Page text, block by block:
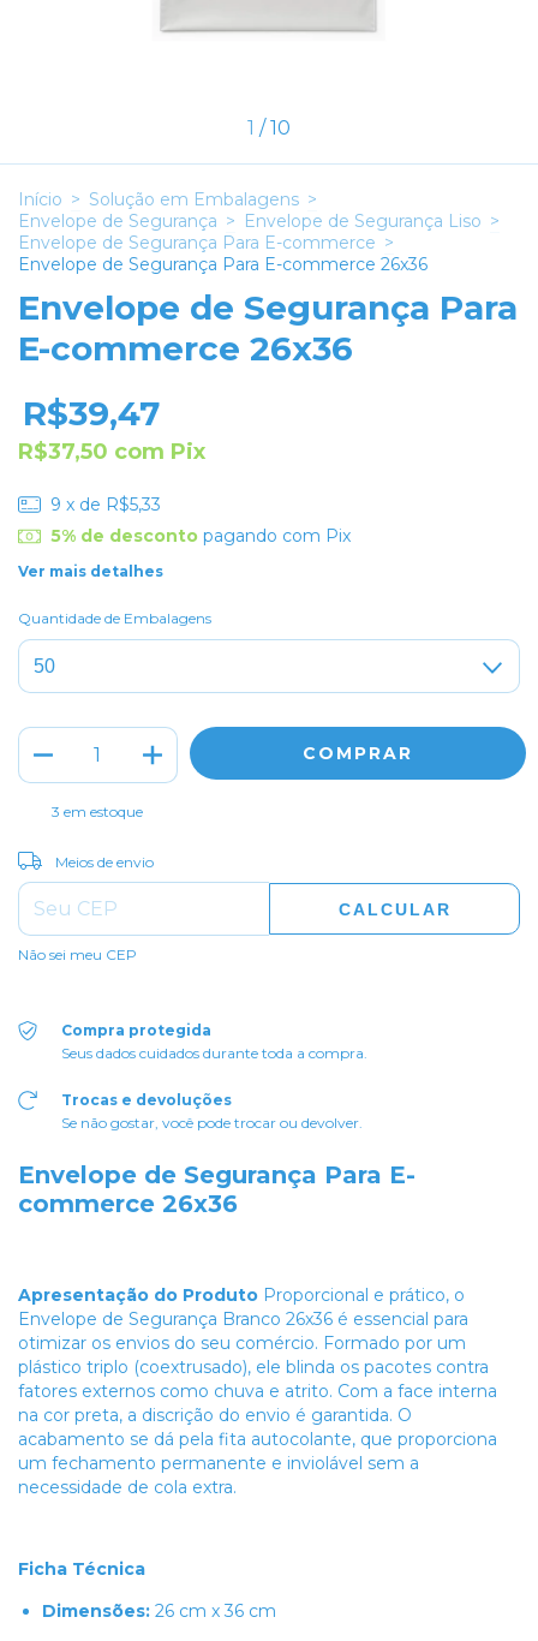
1 /10
Início > Solução em Embalagens >
Envelope de Segurança > Envelope de Segurança Liso >
Envelope de Segurança Para E-commerce >
Envelope de Segurança Para E-commerce 26x36
Envelope de Segurança Para
E-commerce 26x36
R$39,47
R$37,50 com Pix
9 x de R$5,33
5% de descontopagando com Pix
Ver mais detalhes
Quantidade de Embalagens
3 em estoque
Entregas para o CEP:
Meios de envio
CALCULAR
Não sei meu CEP
Compra protegida
Seus dados cuidados durante toda a compra.
Trocas e devoluções
Se não gostar, você pode trocar ou devolver.
Envelope de Segurança Para E-
commerce 26x36
Apresentação do Produto Proporcional e prático, o
Envelope de Segurança Branco 26x36 é essencial para
otimizar os envios do seu comércio. Formado por um
plástico triplo (coextrusado), ele blinda os pacotes contra
fatores externos como chuva e atrito. Com a face interna
na cor preta, a discrição do envio é garantida. O
acabamento se dá pela fita autocolante, que proporciona
um fechamento permanente e inviolável sem a
necessidade de cola extra.
Ficha Técnica
Dimensões: 26 cm x 36 cm